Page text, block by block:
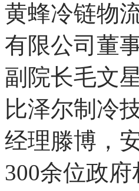
黄蜂冷链物
有限公司董
副院长毛文
比泽尔制冷
经理滕博，
300余位政